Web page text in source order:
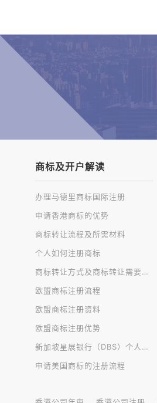
商标及开户解读
办理马德里商标国际注册
申请香港商标的优势
商标转让流程及所需材料
个人如何注册商标
商标转让方式及商标转让需要注意的问题
欧盟商标注册流程
欧盟商标注册资料
欧盟商标注册优势
新加坡星展银行（DBS）个人账户开户
申请美国商标的注册流程